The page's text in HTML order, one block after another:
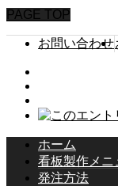
PAGE TOP
お問い合わせ
ホーム
看板製作メニ
発注方法